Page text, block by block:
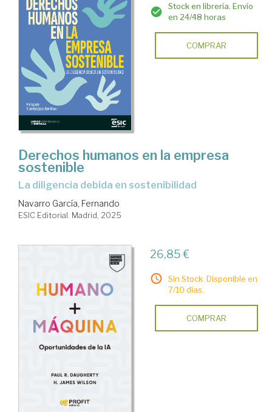
Stock en librería. Envío
en 24/48 horas
COMPRAR
Derechos humanos en la empresa
sostenible
La diligencia debida en sostenibilidad
Navarro García, Fernando
ESIC Editorial. Madrid, 2025
26,85 €
Sin Stock. Disponible en
7/10 días.
COMPRAR